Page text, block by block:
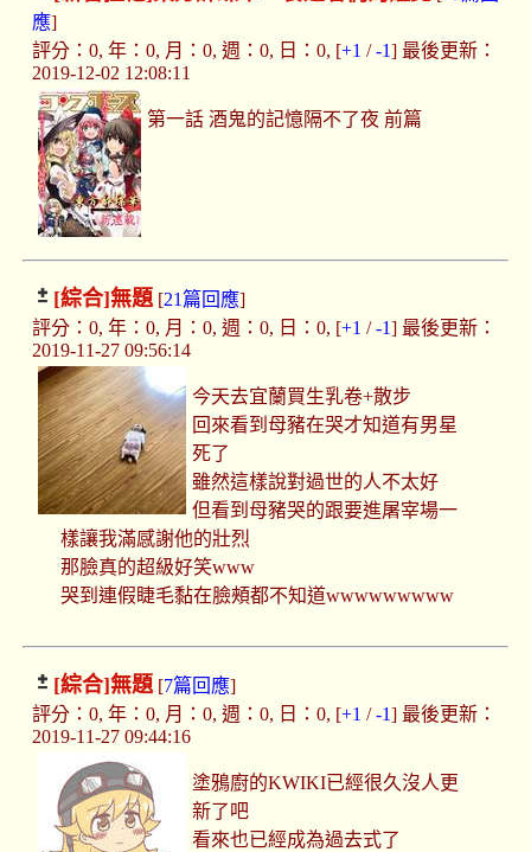
應]
評分：0, 年：0, 月：0, 週：0, 日：0, [+1 /-1] 最後更新：
2019-12-02 12:08:11
第一話 酒鬼的記憶隔不了夜 前篇
[綜合]無題[21篇回應]
評分：0, 年：0, 月：0, 週：0, 日：0, [+1 /-1] 最後更新：
2019-11-27 09:56:14
今天去宜蘭買生乳卷+散步
回來看到母豬在哭才知道有男星
死了
雖然這樣說對過世的人不太好
但看到母豬哭的跟要進屠宰場一
樣讓我滿感謝他的壯烈
那臉真的超級好笑www
哭到連假睫毛黏在臉頰都不知道wwwwwwwww
[綜合]無題[7篇回應]
評分：0, 年：0, 月：0, 週：0, 日：0, [+1 /-1] 最後更新：
2019-11-27 09:44:16
塗鴉廚的KWIKI已經很久沒人更
新了吧
看來也已經成為過去式了